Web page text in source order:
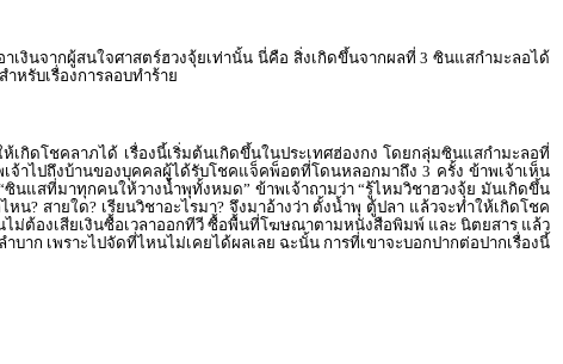
งินจากผู้สนใจศาสตร์ฮวงจุ้ยเท่านั้น นี่คือ สิ่งเกิดขึ้นจากผลที่ 3 ซินแสกำมะลอได้
หรับเรื่องการลอบทำร้าย
ห้เกิดโชคลาภได้ เรื่องนี้เริ่มต้นเกิดขึ้นในประเทศฮ่องกง โดยกลุ่มซินแสกำมะลอที่
จ้าไปถึงบ้านของบุคคลผู้ได้รับโชคแจ็คพ็อตที่โดนหลอกมาถึง 3 ครั้ง ข้าพเจ้าเห็น
ซินแสที่มาทุกคนให้วางน้ำพุทั้งหมด” ข้าพเจ้าถามว่า “รู้ไหมวิชาฮวงจุ้ย มันเกิดขึ้น
น? สายใด? เรียนวิชาอะไรมา? จึงมาอ้างว่า ตั้งน้ำพุ ตู้ปลา แล้วจะทำให้เกิดโชค
ม่ต้องเสียเงินซื้อเวลาออกทีวี ซื้อพื้นที่โฆษณาตามหนังสือพิมพ์ และ นิตยสาร แล้ว
ก เพราะไปจัดที่ไหนไม่เคยได้ผลเลย ฉะนั้น การที่เขาจะบอกปากต่อปากเรื่องนี้